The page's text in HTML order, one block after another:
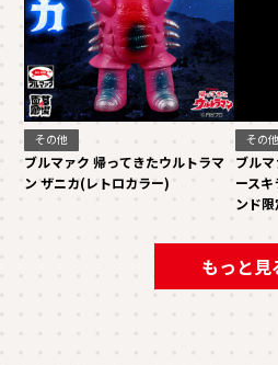
その他
ブルマァク 帰ってきたウルトラマ
ン ザニカ(レトロカラー)
その他
ブル
ース
ンド限
もっと見